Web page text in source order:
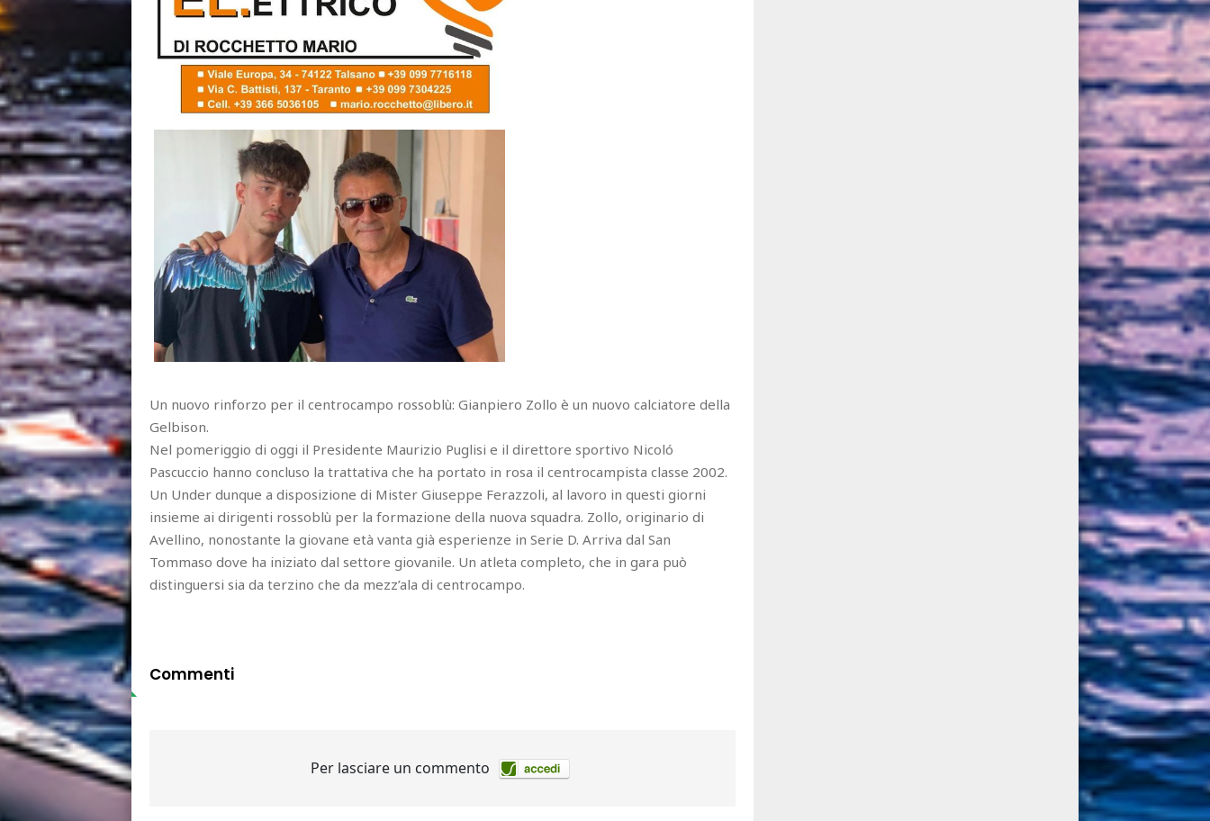
Un nuovo rinforzo per il centrocampo rossoblù: Gianpiero Zollo è un nuovo calciatore della
Gelbison.
Nel pomeriggio di oggi il Presidente Maurizio Puglisi e il direttore sportivo Nicoló
Pascuccio hanno concluso la trattativa che ha portato in rosa il centrocampista classe 2002.
Un Under dunque a disposizione di Mister Giuseppe Ferazzoli, al lavoro in questi giorni
insieme ai dirigenti rossoblù per la formazione della nuova squadra. Zollo, originario di
Avellino, nonostante la giovane età vanta già esperienze in Serie D. Arriva dal San
Tommaso dove ha iniziato dal settore giovanile. Un atleta completo, che in gara può
distinguersi sia da terzino che da mezz’ala di centrocampo.
Commenti